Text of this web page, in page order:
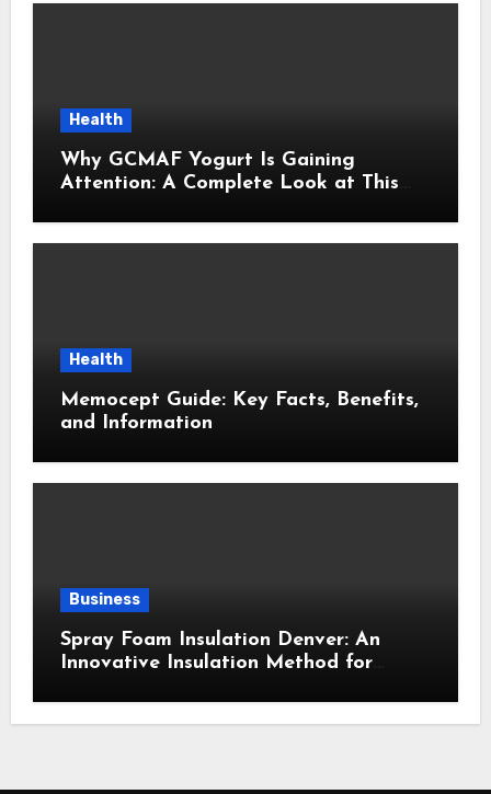
Health
Why GCMAF Yogurt Is Gaining
Attention: A Complete Look at This
Health
Memocept Guide: Key Facts, Benefits,
and Information
Business
Spray Foam Insulation Denver: An
Innovative Insulation Method for